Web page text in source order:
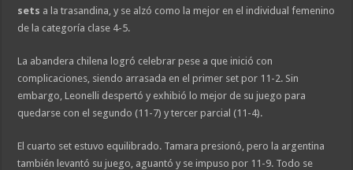
sets a la trasandina, y se alzó como la mejor en el individual femenino
de la categoría clase 4-5.
La abandera chilena logró celebrar pese a que inició con
complicaciones, siendo arrasada en el primer set por 11-2. Sin
embargo, Leonelli despertó y exhibió lo mejor de su juego para
quedarse con el segundo (11-7) y tercer parcial (11-4).
El cuarto set estuvo equilibrado. Tamara presionó, pero la argentina
también levantó su juego, aguantó y se impuso por 11-9. Todo se